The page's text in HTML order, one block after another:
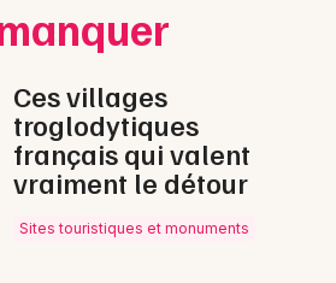
Ces villages
troglodytiques
français qui valent
vraiment le détour
Sites touristiques et monuments